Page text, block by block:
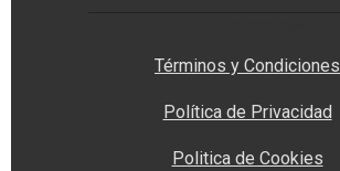
Términos y Condiciones
Política de Privacidad
Politica de Cookies